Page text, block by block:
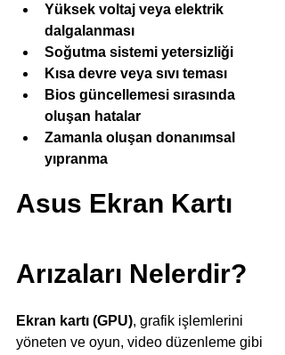
Yüksek voltaj veya elektrik
dalgalanması
Soğutma sistemi yetersizliği
Kısa devre veya sıvı teması
Bios güncellemesi sırasında
oluşan hatalar
Zamanla oluşan donanımsal
yıpranma
Asus Ekran Kartı
Arızaları Nelerdir?
Ekran kartı (GPU), grafik işlemlerini
yöneten ve oyun, video düzenleme gibi